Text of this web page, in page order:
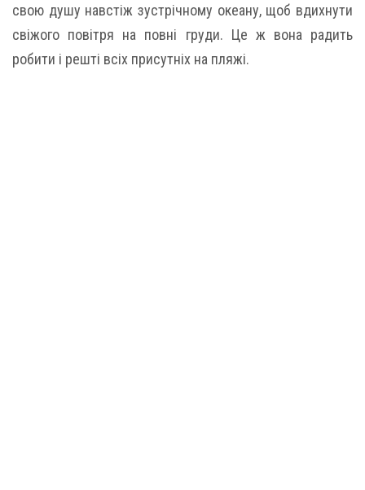
свою душу навстіж зустрічному океану, щоб вдихнути
свіжого повітря на повні груди. Це ж вона радить
робити і решті всіх присутніх на пляжі.